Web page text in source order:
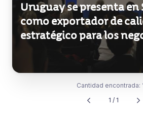
Uruguay se presenta en
como exportador de
estratégico para los
Cantidad encontrada:
1 / 1